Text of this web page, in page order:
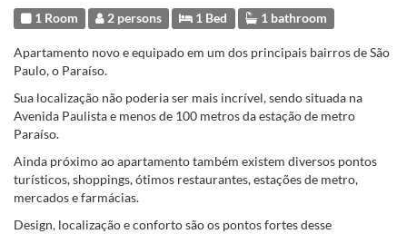
1 Room 2 persons 1 Bed 1 bathroom
Apartamento novo e equipado em um dos principais bairros de São
Paulo, o Paraíso.
Sua localização não poderia ser mais incrível, sendo situada na
Avenida Paulista e menos de 100 metros da estação de metro
Paraíso.
Ainda próximo ao apartamento também existem diversos pontos
turísticos, shoppings, ótimos restaurantes, estações de metro,
mercados e farmácias.
Design, localização e conforto são os pontos fortes desse